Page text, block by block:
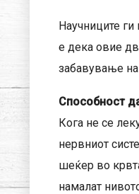
Научниците
е дека овие
забавување на
Способност
Кога не се
нервниот
шеќер во
намалат